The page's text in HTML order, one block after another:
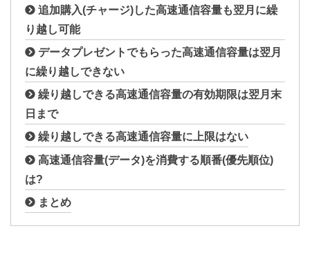
追加購入(チャージ)した高速通信容量も翌月に繰
り越し可能
データプレゼントでもらった高速通信容量は翌月
に繰り越しできない
繰り越しできる高速通信容量の有効期限は翌月末
日まで
繰り越しできる高速通信容量に上限はない
高速通信容量(データ)を消費する順番(優先順位)
は?
まとめ